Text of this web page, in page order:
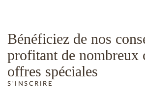
Bénéficiez de nos
profitant de nombreux
offres spéciales
S'INSCRIRE